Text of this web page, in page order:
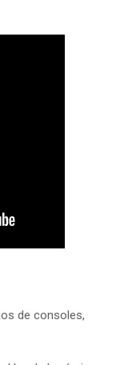
de consoles,